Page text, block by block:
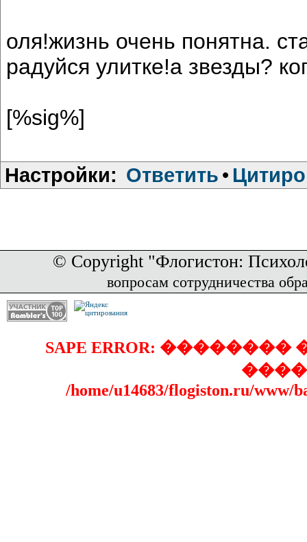
оля!жизнь очень понятна.
радуйся улитке!а звезды?
[%sig%]
Настройки: Ответить •
© Copyright "Флогистон:
вопросам сотрудничества
SAPE ERROR:
/home/u14683/flogiston.ru/www/